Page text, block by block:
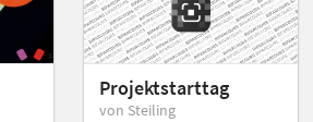
Projektstarttag
von Steiling